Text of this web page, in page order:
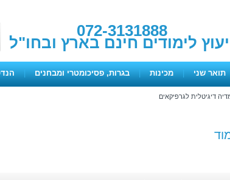
072-3131888
לימודים חינם בארץ ובחו"ל
תואר שני | מכינות | בגרות, פסיכומטרי ומבחנים |
דיגיטלית לגרפיקאים